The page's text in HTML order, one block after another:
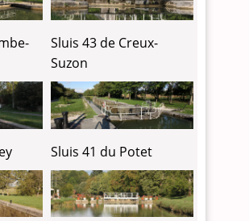
Sluis 43 de Creux-
Suzon
Sluis 41 du Potet